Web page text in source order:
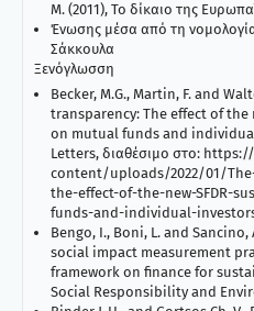
Μ. (2011), Το δίκαιο της
Ένωσης μέσα από τη
Σάκκουλα
Ξενόγλωσση
Becker, M.G., Martin, F. and
transparency: The effect of
on mutual funds and
Letters, διαθέσιμο στο:
content/uploads/2022/01/
the-effect-of-the-new-SFDR-
funds-and-individual-
Bengo, I., Boni, L. and
social impact measurement
framework on finance for
Social Responsibility and